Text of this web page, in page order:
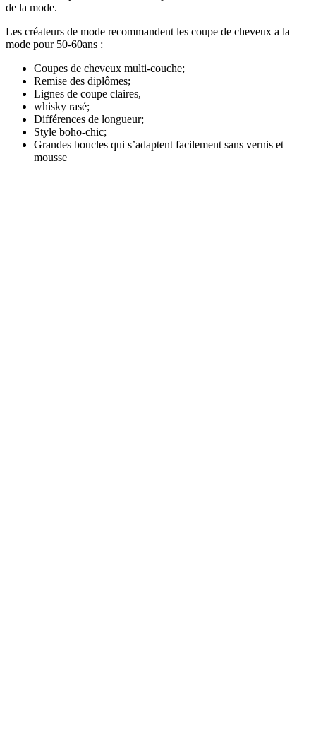
de la mode.
Les créateurs de mode recommandent les coupe de cheveux a la
mode pour 50-60ans :
Coupes de cheveux multi-couche;
Remise des diplômes;
Lignes de coupe claires,
whisky rasé;
Différences de longueur;
Style boho-chic;
Grandes boucles qui s’adaptent facilement sans vernis et
mousse